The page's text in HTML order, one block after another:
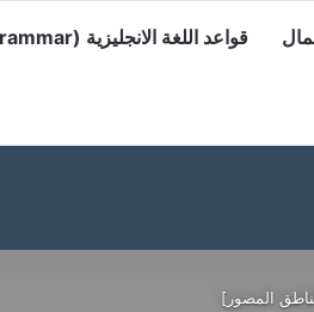
قواعد اللغة الانجليزية (Grammar)